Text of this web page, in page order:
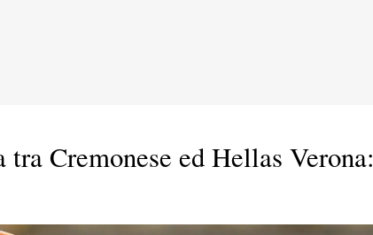
Cremonese ed Hellas Verona: